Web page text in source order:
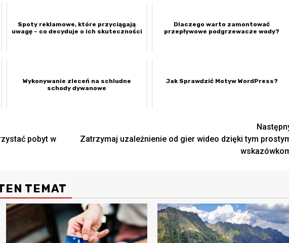
Spoty reklamowe, które przyciągają
uwagę – co decyduje o ich skuteczności
Dlaczego warto zamontować
przepływowe podgrzewacze wody?
Wykonywanie zleceń na schludne
schody dywanowe
Jak Sprawdzić Motyw WordPress?
pobyt w
Zatrzymaj uzależnienie od gier wideo dzięki tym
TEMAT